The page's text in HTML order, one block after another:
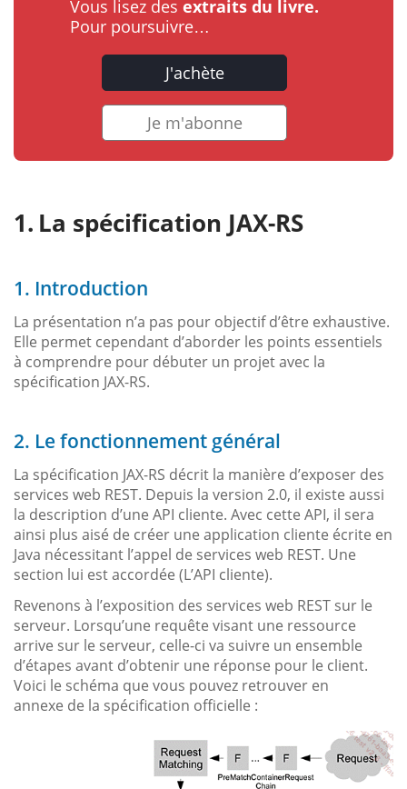
Vous lisez des extraits du livre.
Pour poursuivre…
J'achète
Je m'abonne
La spécification JAX-RS
1. Introduction
La présentation n’a pas pour objectif d’être exhaustive.
Elle permet cependant d’aborder les points essentiels
à comprendre pour débuter un projet avec la
spécification JAX-RS.
2. Le fonctionnement général
La spécification JAX-RS décrit la manière d’exposer des
services web REST. Depuis la version 2.0, il existe aussi
la description d’une API cliente. Avec cette API, il sera
ainsi plus aisé de créer une application cliente écrite en
Java nécessitant l’appel de services web REST. Une
section lui est accordée (L’API cliente).
Revenons à l’exposition des services web REST sur le
serveur. Lorsqu’une requête visant une ressource
arrive sur le serveur, celle-ci va suivre un ensemble
d’étapes avant d’obtenir une réponse pour le client.
Voici le schéma que vous pouvez retrouver en
annexe de la spécification officielle :